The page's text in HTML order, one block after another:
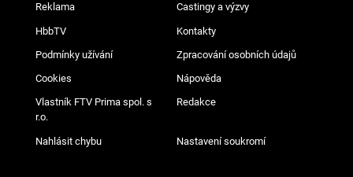
Reklama Castingy a výzvy
HbbTV Kontakty
Podmínky užívání Zpracování osobních údajů
Cookies Nápověda
Vlastník FTV Prima spol. s
r.o.
Redakce
Nahlásit chybu Nastavení soukromí